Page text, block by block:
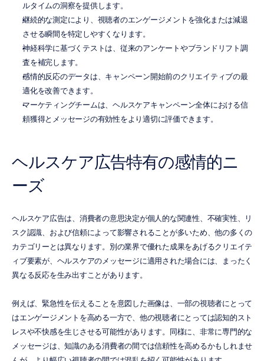
ルタイムの洞察を提供します。
継続的な測定により、視聴者のエンゲージメントを強化または減退
させる瞬間を特定しやすくなります。
神経科学に基づくテストは、従来のアンケートやブランドリフト調
査を補完します。
感情的反応のデータは、キャンペーン開始前のクリエイティブの最
適化を改善できます。
マーケティングチームは、ヘルスケアキャンペーン全体における信
頼獲得とメッセージの有効性をより適切に評価できます。
ヘルスケア広告特有の感情的ニ
ーズ
ヘルスケア広告は、消費者の意思決定が個人的な関連性、不確実性、リ
スク認識、および信頼によって影響されることが多いため、他の多くの
カテゴリーとは異なります。別の業界で優れた成果をあげるクリエイテ
ィブ要素が、ヘルスケアのメッセージに適用された場合には、まったく
異なる反応を生み出すことがあります。
例えば、緊急性を伝えることを意図した画像は、一部の視聴者にとって
はエンゲージメントを高める一方で、他の視聴者にとっては認知的スト
レスや不快感を生じさせる可能性があります。同様に、非常に専門的な
メッセージは、知識のある消費者の間では信頼性を高めるかもしれませ